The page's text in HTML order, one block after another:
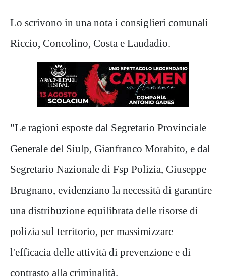
Lo scrivono in una nota i consiglieri comunali
Riccio, Concolino, Costa e Laudadio.
"Le ragioni esposte dal Segretario Provinciale
Generale del Siulp, Gianfranco Morabito, e dal
Segretario Nazionale di Fsp Polizia, Giuseppe
Brugnano, evidenziano la necessità di garantire
una distribuzione equilibrata delle risorse di
polizia sul territorio, per massimizzare
l'efficacia delle attività di prevenzione e di
contrasto alla criminalità.